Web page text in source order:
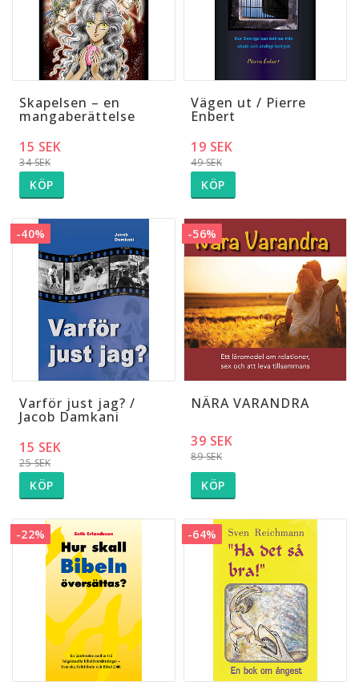
Skapelsen – en
mangaberättelse
34 SEK
15 SEK
KÖP
Vägen ut / Pierre
Enbert
49 SEK
19 SEK
KÖP
-40%
Varför just jag? /
Jacob Damkani
25 SEK
15 SEK
KÖP
-56%
NÄRA VARANDRA
89 SEK
39 SEK
KÖP
-22% -64%